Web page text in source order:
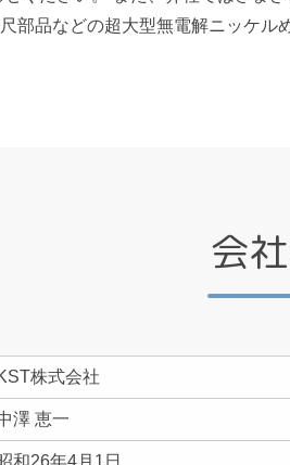
部品などの超大型無電解ニッケ
会
株式会社
澤 恵一